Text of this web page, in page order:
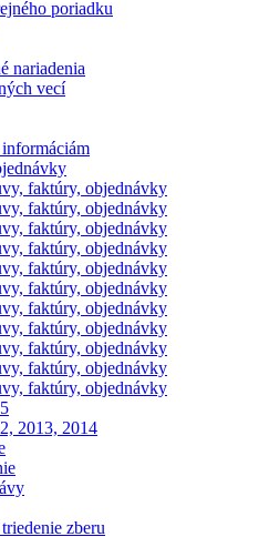
poriadku
nariadenia
vecí
faktúry, objednávky
faktúry, objednávky
faktúry, objednávky
faktúry, objednávky
faktúry, objednávky
faktúry, objednávky
faktúry, objednávky
faktúry, objednávky
faktúry, objednávky
faktúry, objednávky
faktúry, objednávky
2013, 2014
zberu